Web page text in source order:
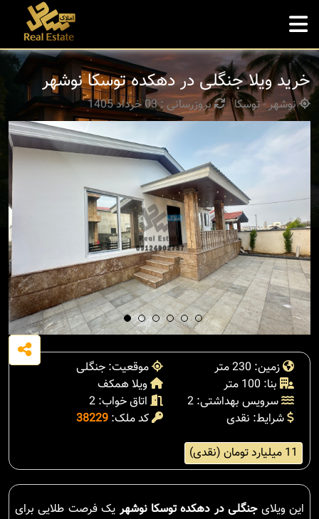
خرید ویلا جنگلی در دهکده توسکا نوشهر
نوشهر - توسکا بروزرسانی : 03 خرداد 1405
زمین: 230 متر
موقعیت: جنگلی
بنا: 100 متر
ویلا همکف
سرویس بهداشتی: 2
اتاق خواب: 2
شرایط: نقدی
کد ملک: 38229
11 میلیارد تومان (نقدی)
این ویلایجنگلی در دهکده توسکا نوشهر یک فرصت طلایی برای